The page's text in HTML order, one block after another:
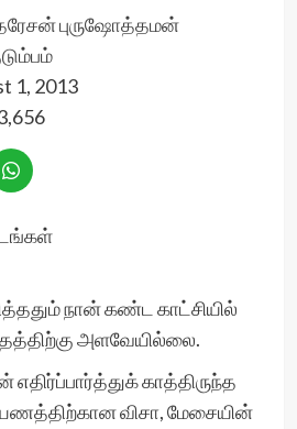
புருஷோத்தமன்
1, 2013
நான் கண்ட காட்சியில்
அளவேயில்லை.
காத்திருந்த
விசா, மேசையின்